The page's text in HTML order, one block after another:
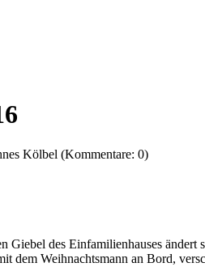
Kölbel (Kommentare: 0)
Giebel des Einfamilienhauses
dem Weihnachtsmann an Bord,